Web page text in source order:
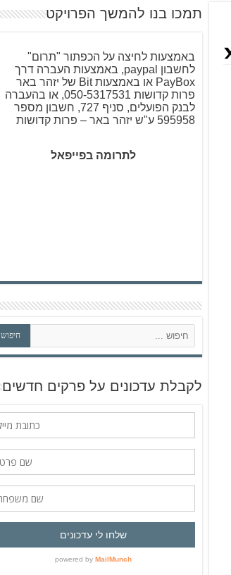
תמכו בנו להמשך הפרויקט
באמצעות לחיצה על הכפתור "תרום"
לחשבון paypal, באמצעות העברה דרך
PayBox או באמצעות Bit של יזהר באר
פרות קדושות 050-5317531, או בהעברה
לבנק הפועלים, סניף 727, חשבון מספר
595958 ע"ש יזהר באר – פרות קדושות
לתרומה בפייפאל
פ
ש
חיפוש
לקבלת עדכונים על פרקים חדשים